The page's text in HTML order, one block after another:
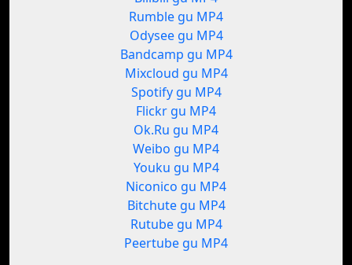
Rumble gu MP4
Odysee gu MP4
Bandcamp gu MP4
Mixcloud gu MP4
Spotify gu MP4
Flickr gu MP4
Ok.Ru gu MP4
Weibo gu MP4
Youku gu MP4
Niconico gu MP4
Bitchute gu MP4
Rutube gu MP4
Peertube gu MP4